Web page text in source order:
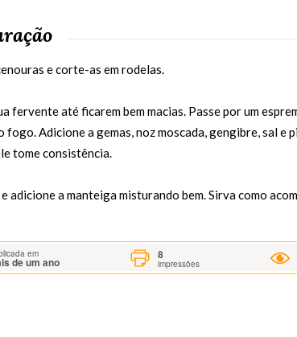
e corte-as em rodelas.
fervente até ficarem bem macias. Passe por um
fogo. Adicione a gemas, noz moscada, gengibre, sal e
tome consistência.
adicione a manteiga misturando bem. Sirva como
em
de um ano
8
impressões